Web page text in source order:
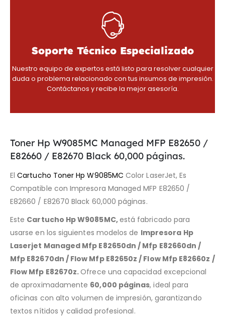
Soporte Técnico Especializado
Nuestro equipo de expertos está listo para resolver cualquier
duda o problema relacionado con tus insumos de impresión.
Contáctanos y recibe la mejor asesoría.
Toner Hp W9085MC Managed MFP E82650 /
E82660 / E82670 Black 60,000 páginas.
ElCartucho Toner Hp W9085MC Color LaserJet, Es
Compatible con Impresora Managed MFP E82650 /
E82660 / E82670 Black 60,000 páginas.
Este Cartucho Hp W9085MC,está fabricado para
usarse en los siguientes modelos de Impresora Hp
Laserjet Managed Mfp E82650dn / Mfp E82660dn /
Mfp E82670dn / Flow Mfp E82650z / Flow Mfp E82660z /
Flow Mfp E82670z.Ofrece una capacidad excepcional
de aproximadamente 60,000 páginas, ideal para
oficinas con alto volumen de impresión, garantizando
textos nítidos y calidad profesional.